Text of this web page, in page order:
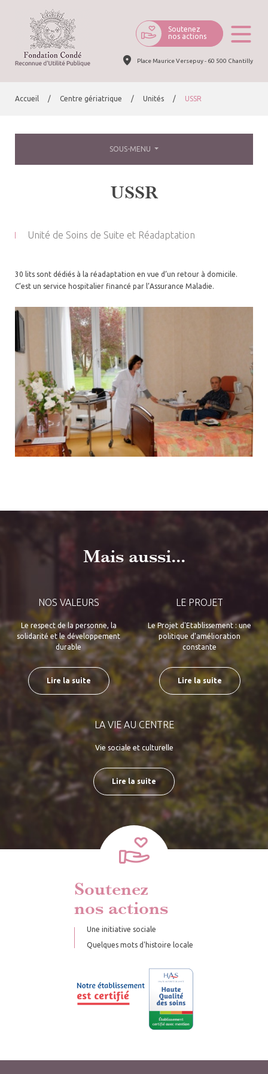
Soutenez
nos actions
Place Maurice Versepuy - 60 500 Chantilly
Accueil Centre gériatrique Unités USSR
SOUS-MENU
USSR
Unité de Soins de Suite et Réadaptation
30 lits sont dédiés à la réadaptation en vue d’un retour à domicile.
C’est un service hospitalier financé par l’Assurance Maladie.
Mais aussi...
NOS VALEURS
Le respect de la personne, la
solidarité et le développement
durable
Lire la suite
LE PROJET
Le Projet d'Etablissement : une
politique d'amélioration
constante
Lire la suite
LA VIE AU CENTRE
Vie sociale et culturelle
Lire la suite
Soutenez
nos actions
Une initiative sociale
Quelques mots d'histoire locale